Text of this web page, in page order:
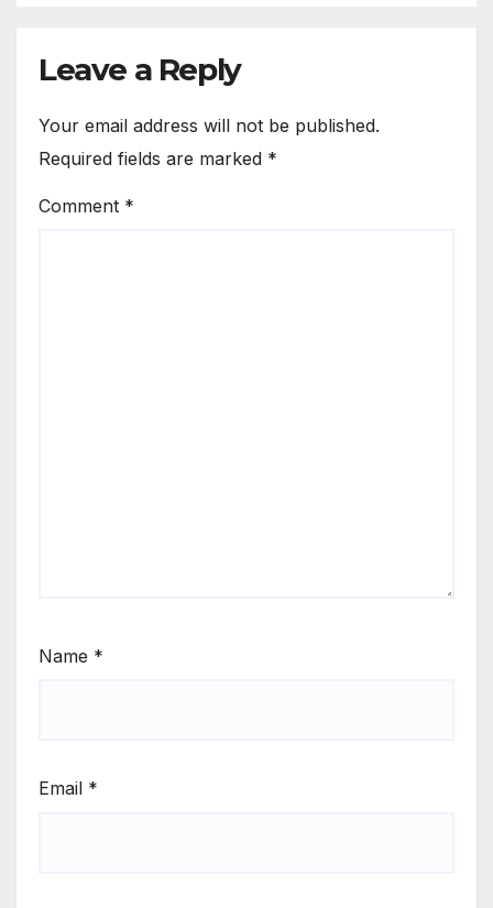
Leave a Reply
Your email address will not be published.
Required fields are marked *
Comment *
Name *
Email *